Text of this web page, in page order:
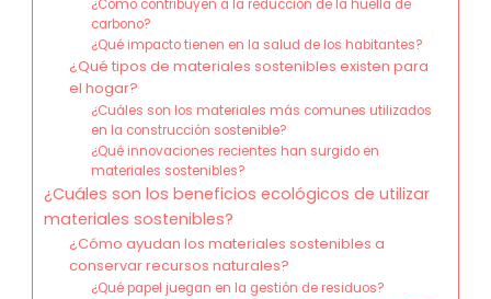
¿Cómo contribuyen a la reducción de la huella de
carbono?
¿Qué impacto tienen en la salud de los habitantes?
¿Qué tipos de materiales sostenibles existen para
el hogar?
¿Cuáles son los materiales más comunes utilizados
en la construcción sostenible?
¿Qué innovaciones recientes han surgido en
materiales sostenibles?
¿Cuáles son los beneficios ecológicos de utilizar
materiales sostenibles?
¿Cómo ayudan los materiales sostenibles a
conservar recursos naturales?
¿Qué papel juegan en la gestión de residuos?